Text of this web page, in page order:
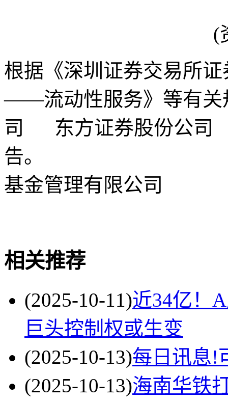
(
根据《深圳证券交易所
——流动性服务》等有
司 东方证券股份公司
告
基金管理有限公司
相关推荐
(2025-10-11)近34亿！
巨头控制权或生变
(2025-10-13)每日讯息!
(2025-10-13)海南华铁